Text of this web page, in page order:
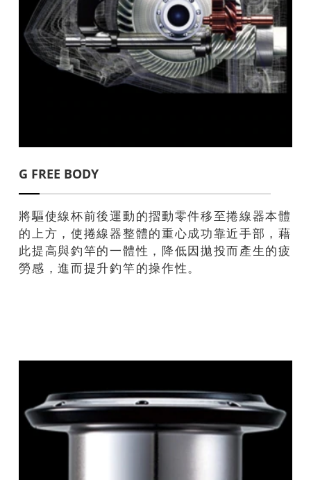
G FREE BODY
將驅使線杯前後運動的摺動零件移至捲線器本體
的上方，使捲線器整體的重心成功靠近手部，藉
此提高與釣竿的一體性，降低因拋投而產生的疲
勞感，進而提升釣竿的操作性。